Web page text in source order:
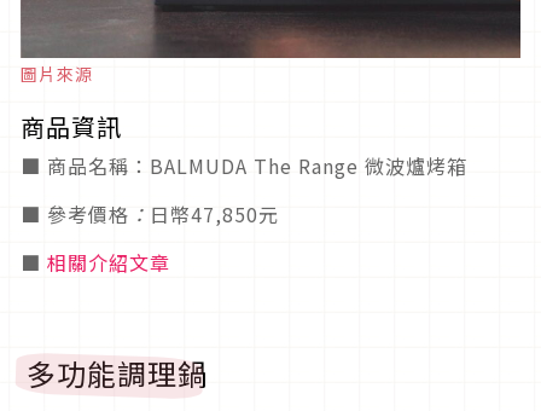
圖片來源
商品資訊
■ 商品名稱：BALMUDA The Range 微波爐烤箱
■ 參考價格 ： 日幣47,850元
■ 相關介紹文章
多功能調理鍋